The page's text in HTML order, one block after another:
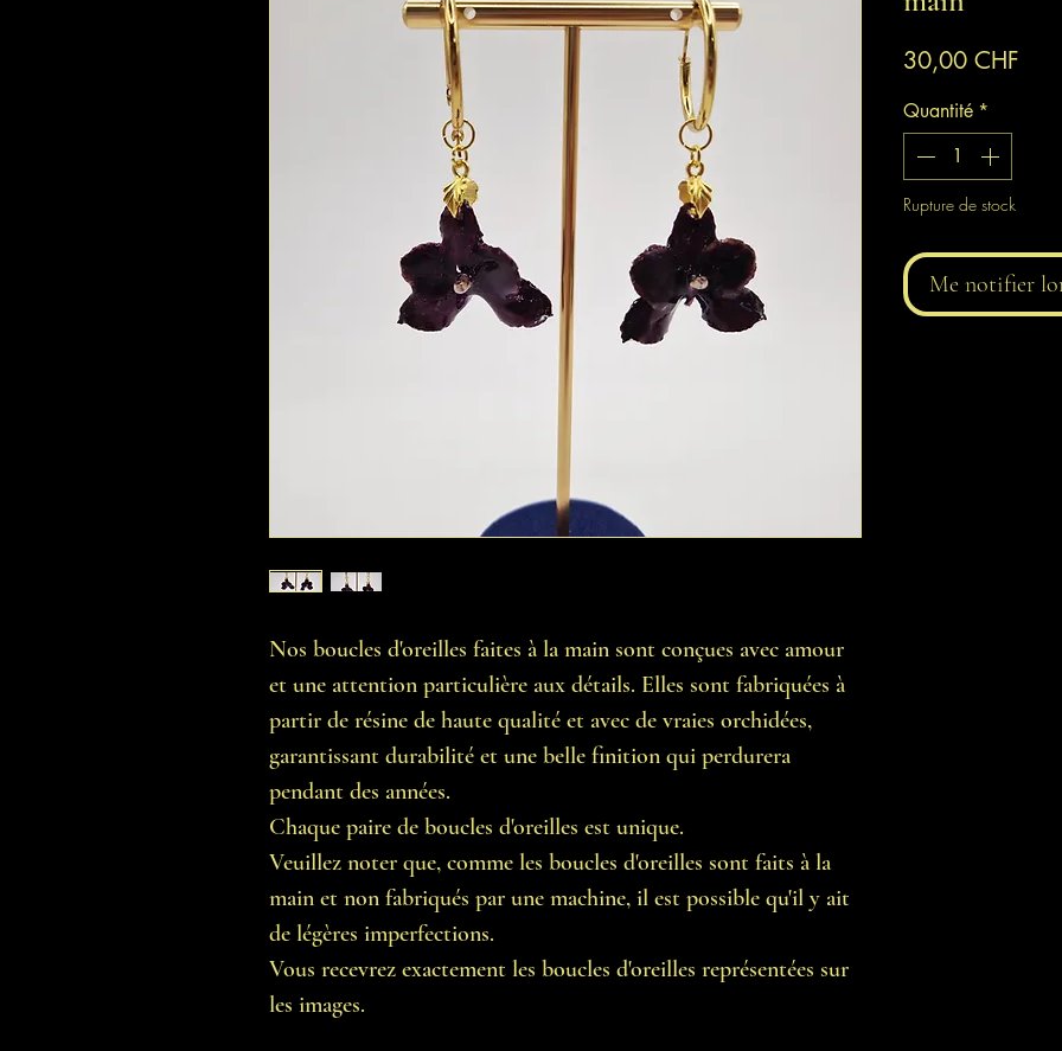
Nos boucles d'oreilles faites à la main sont conçues avec amour
et une attention particulière aux détails. Elles sont fabriquées à
partir de résine de haute qualité et avec de vraies orchidées,
garantissant durabilité et une belle finition qui perdurera
pendant des années.
Chaque paire de boucles d'oreilles est unique.
Veuillez noter que, comme les boucles d'oreilles sont faits à la
main et non fabriqués par une machine, il est possible qu'il y ait
de légères imperfections.
Vous recevrez exactement les boucles d'oreilles représentées sur
les images.
30,00 CHF
Quantité *
Rupture de stock
Me notifier